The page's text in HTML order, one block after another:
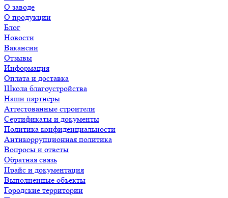
О заводе
О продукции
Блог
Новости
Вакансии
Отзывы
Информация
Оплата и доставка
Школа благоустройства
Наши партнёры
Аттестованные строители
Сертификаты и документы
Политика конфиденциальности
Антикоррупционная политика
Вопросы и ответы
Обратная связь
Прайс и документация
Выполненные объекты
Городские территории